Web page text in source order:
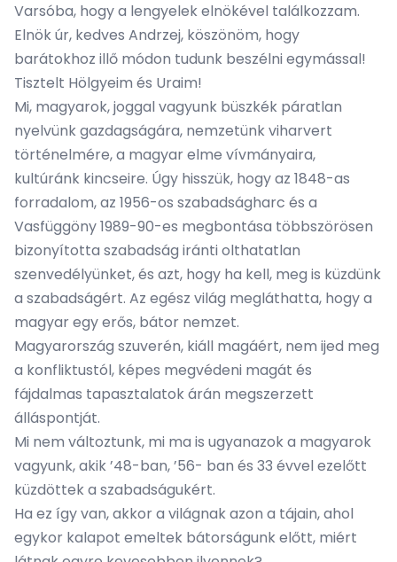
Varsóba, hogy a lengyelek elnökével találkozzam.
Elnök úr, kedves Andrzej, köszönöm, hogy
barátokhoz illő módon tudunk beszélni egymással!
Tisztelt Hölgyeim és Uraim!
Mi, magyarok, joggal vagyunk büszkék páratlan
nyelvünk gazdagságára, nemzetünk viharvert
történelmére, a magyar elme vívmányaira,
kultúránk kincseire. Úgy hisszük, hogy az 1848-as
forradalom, az 1956-os szabadságharc és a
Vasfüggöny 1989-90-es megbontása többszörösen
bizonyította szabadság iránti olthatatlan
szenvedélyünket, és azt, hogy ha kell, meg is küzdünk
a szabadságért. Az egész világ megláthatta, hogy a
magyar egy erős, bátor nemzet.
Magyarország szuverén, kiáll magáért, nem ijed meg
a konfliktustól, képes megvédeni magát és
fájdalmas tapasztalatok árán megszerzett
álláspontját.
Mi nem változtunk, mi ma is ugyanazok a magyarok
vagyunk, akik ’48-ban, ’56- ban és 33 évvel ezelőtt
küzdöttek a szabadságukért.
Ha ez így van, akkor a világnak azon a tájain, ahol
egykor kalapot emeltek bátorságunk előtt, miért